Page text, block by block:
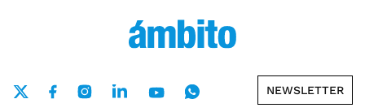
NEWSLETTER